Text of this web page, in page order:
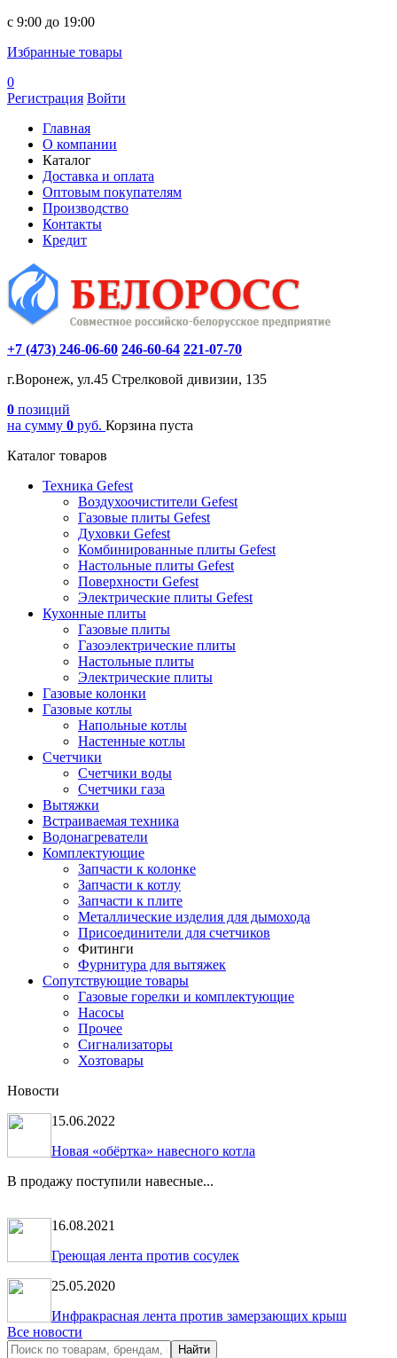
c 9:00 до 19:00
Избранные товары
0
Регистрация Войти
Главная
О компании
Каталог
Доставка и оплата
Оптовым покупателям
Производство
Контакты
Кредит
+7 (473) 246-06-60 246-60-64 221-07-70
г.Воронеж, ул.45 Стрелковой дивизии, 135
0 позиций
на сумму 0 руб. Корзина пуста
Каталог товаров
Техника Gefest
Воздухоочистители Gefest
Газовые плиты Gefest
Духовки Gefest
Комбинированные плиты Gefest
Настольные плиты Gefest
Поверхности Gefest
Электрические плиты Gefest
Кухонные плиты
Газовые плиты
Газоэлектрические плиты
Настольные плиты
Электрические плиты
Газовые колонки
Газовые котлы
Напольные котлы
Настенные котлы
Счетчики
Счетчики воды
Счетчики газа
Вытяжки
Встраиваемая техника
Водонагреватели
Комплектующие
Запчасти к колонке
Запчасти к котлу
Запчасти к плите
Металлические изделия для дымохода
Присоединители для счетчиков
Фитинги
Фурнитура для вытяжек
Сопутствующие товары
Газовые горелки и комплектующие
Насосы
Прочее
Сигнализаторы
Хозтовары
Новости
15.06.2022
Новая «обёртка» навесного котла
В продажу поступили навесные...
16.08.2021
Греющая лента против сосулек
25.05.2020
Инфракрасная лента против замерзающих крыш
Все новости